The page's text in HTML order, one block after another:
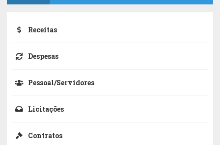
Receitas
Despesas
Pessoal/Servidores
Licitações
Contratos